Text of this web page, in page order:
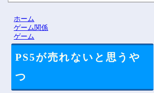
ホーム
ゲーム関係
ゲーム
PS5が売れないと思うや
つ